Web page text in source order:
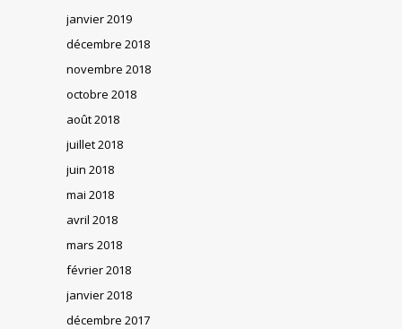
janvier 2019
décembre 2018
novembre 2018
octobre 2018
août 2018
juillet 2018
juin 2018
mai 2018
avril 2018
mars 2018
février 2018
janvier 2018
décembre 2017